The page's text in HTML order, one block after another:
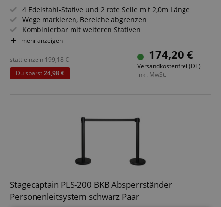
4 Edelstahl-Stative und 2 rote Seile mit 2,0m Länge
Wege markieren, Bereiche abgrenzen
Kombinierbar mit weiteren Stativen
Für Konzerte, Ausstellungen, Hotels, Kinos u.v.m.
Geeignet für In- und Outdoor-Anwendungen (Nicht für
dauerhaften Outdoor-Einsatz bei markantem Wetter
konzipiert!)
mehr anzeigen
174,20 €
Versandkostenfrei (DE)
inkl. MwSt.
statt einzeln 199,18 €
Du sparst24,98 €
Stagecaptain PLS-200 BKB Absperrständer
Personenleitsystem schwarz Paar